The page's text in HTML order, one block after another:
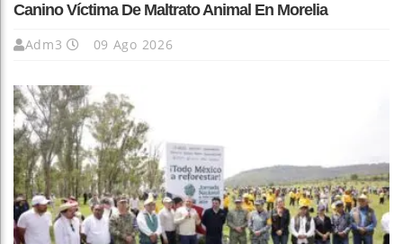
Canino Víctima De Maltrato Animal En Morelia
Adm3 09 Ago 2026